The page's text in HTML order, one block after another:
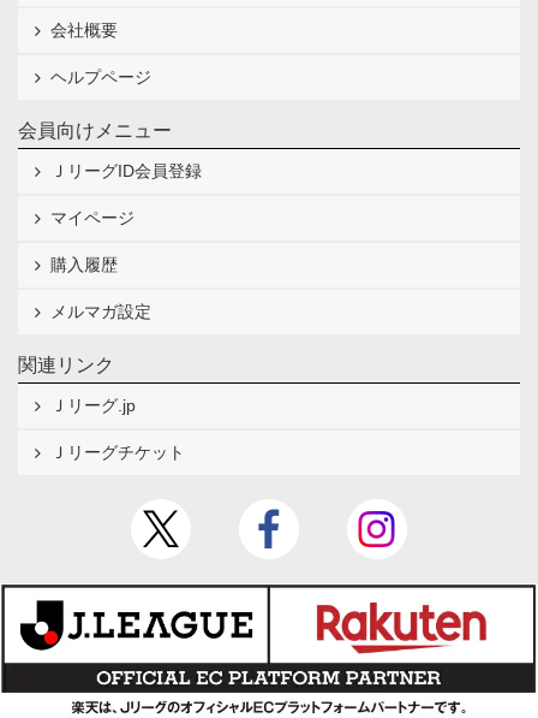
会社概要
ヘルプページ
会員向けメニュー
ＪリーグID会員登録
マイページ
購入履歴
メルマガ設定
関連リンク
Ｊリーグ.jp
Ｊリーグチケット